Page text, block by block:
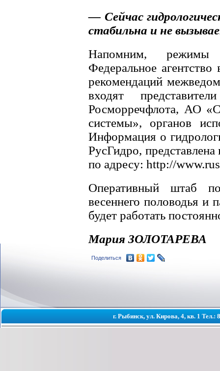
— Сейчас
стабильна и не
Напомним, режимы
Федеральное
рекомендаций
входят
Росморречфлота, АО
системы», органов
Информация о
РусГидро,
по адресу: http://
Оперативный штаб
весеннего половодья и
будет работать
Мария ЗОЛОТАРЕВА
Поделиться
г. Рыбинск, ул. Кирова, 4, кв. 1 Тел.: